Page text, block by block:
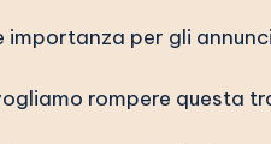
importanza per gli
rompere questa